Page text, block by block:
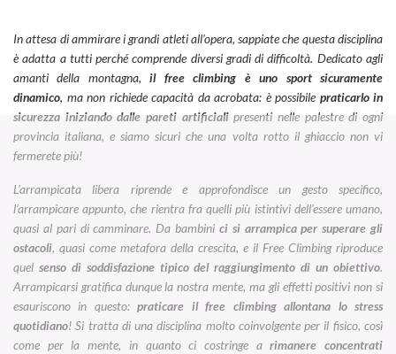
In attesa di ammirare i grandi atleti all’opera, sappiate che questa disciplina
è adatta a tutti perché comprende diversi gradi di difficoltà. Dedicato agli
amanti della montagna, il free climbing è uno sport sicuramente
dinamico, ma non richiede capacità da acrobata: è possibile praticarlo in
sicurezza iniziando dalle pareti artificialipresenti nelle palestre di ogni
provincia italiana, e siamo sicuri che una volta rotto il ghiaccio non vi
fermerete più!
L’arrampicata libera riprende e approfondisce un gesto specifico,
l’arrampicare appunto, che rientra fra quelli più istintivi dell’essere umano,
quasi al pari di camminare. Da bambini ci si arrampica per superare gli
ostacoli, quasi come metafora della crescita, e il Free Climbing riproduce
quel senso di soddisfazione tipico del raggiungimento di un obiettivo.
Arrampicarsi gratifica dunque la nostra mente, ma gli effetti positivi non si
esauriscono in questo:praticare il free climbing allontana lo stress
quotidiano! Si tratta di una disciplina molto coinvolgente per il fisico, così
come per la mente, in quanto ci costringe arimanere concentrati